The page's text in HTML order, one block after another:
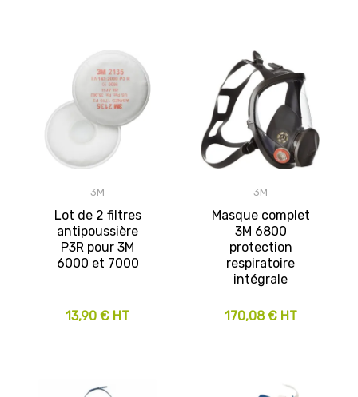
3M
Lot de 2 filtres
antipoussière
P3R pour 3M
6000 et 7000
13,90 € HT
3M
Masque complet
3M 6800
protection
respiratoire
intégrale
170,08 € HT